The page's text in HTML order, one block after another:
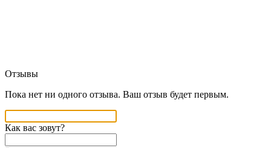
Отзывы
Пока нет ни одного отзыва. Ваш отзыв будет первым.
Как вас зовут?